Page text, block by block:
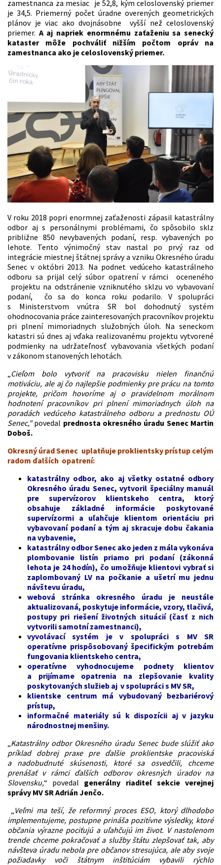
zamestnanca za mesiac je 52,8, kým celoslovenský priemer
je 34,5. Priemerný počet úradne overených geometrických
plánov je viac ako dvojnásobne vyšší než celoslovenský
priemer. A aj napriek enormnému zaťaženiu sa senecký
kataster môže pochváliť nižším počtom opráv na
zamestnanca ako je celoslovenský priemer.
V roku 2018 popri enormnej zaťaženosti zápasil katastrálny
odbor aj s personálnymi problémami, čo spôsobilo sklz
približne 850 nevybavených podaní, resp. vybavených po
lehote. Tento výnimočný stav nastal po prvý raz od
integrácie miestnej štátnej správy a vzniku Okresného úradu
Senec v októbri 2013. Na podnet vedúceho katastrálneho
odboru sa prijal celý súbor opatrení v rámci oceneného
projektu na odstránenie vzniknutého sklzu vo vybavovaní
podaní, čo sa do konca roku podarilo. V spolupráci
s Ministerstvom vnútra SR bol dohodnutý systém
ohodnocovania práce zainteresovaných pracovníkov projektu
pri plnení mimoriadnych služobných úloh. Na seneckom
katastri sú dnes aj vďaka realizovanému projektu vytvorené
podmienky na udržateľnosť vybavovania všetkých podaní
v zákonom stanovených lehotách.
„Cieľom bolo vytvoriť na pracovisku nielen finančnú
motiváciu, ale aj čo najlepšie podmienky pre prácu na tomto
projekte, pričom hovoríme aj o pravidelnom morálnom
hodnotení pracovníkov pri plnení mimoriadnych úloh na
poradách vedúceho katastrálneho odboru a prednostu OÚ
Senec,"povedal prednosta okresného úradu Senec Martin
Doboš.
Okresný úrad Senec uplatňuje proklientsky prístup celým
radom ďalších opatrení:
katastrálny odbor, ako aj všetky ostatné odbory
Okresného úradu Senec, vytvoril špeciálny manuál
pre supervízorov klientskeho centra, ktorý
obsahuje základné informácie poskytované
supervízormi a uľahčuje klientom orientáciu pri
vybavovaní podaní a tým aj skracuje dobu čakania
na vybavenie,
katastrálny odbor Senec ako jeden z mála vykonáva
plombovanie listín priamo pri podaní (zákonná
lehota je 24 hodín), čo umožňuje klientovi vybrať si
zaplombovaný LV na počkanie a ušetrí mu jednu
návštevu úradu,
webová stránka okresného úradu je neustále
aktualizovaná, poskytuje informácie, vzory, tlačivá,
postupy pri riešení životných situácií (časť z nich
vytvorili samotní zamestnanci),
vyvolávací systém je v spolupráci s MV SR
operatívne prispôsobovaný špecifickým potrebám
fungovania klientskeho centra,
operatívne vyhodnocujeme podnety klientov
a prijímame opatrenia na zlepšovanie kvality
poskytovaných služieb aj v spolupráci s MV SR,
klientske centrum má vybudovaný bezbariérový
prístup,
informačné materiály sú k dispozícii aj v jazyku
národnostnej menšiny.
„Katastrálny odbor Okresného úradu Senec bude slúžiť ako
príklad dobrej praxe pre ďalšie proklientske pracoviská
a nadobudnuté skúsenosti, ktoré sa osvedčili, chceme
prenášať v rámci ďalších odborov okresných úradov na
Slovensku,“ povedal generálny riaditeľ sekcie verejnej
správy MV SR Adrián Jenčo.
„Veľmi ma teší, že reformný proces ESO, ktorý dlhodobo
implementujeme, postupne prináša pozitívne výsledky, ktoré
občania výrazne pociťujú a uľahčujú im život. V nastolenom
trende chceme pokračovať a služby štátu zlepšovať tak, aby
návšteva úradu nebola pre občanov stresujúca, ale aby svoje
požiadavky voči štátnym inštitúciám vybavili rýchlo